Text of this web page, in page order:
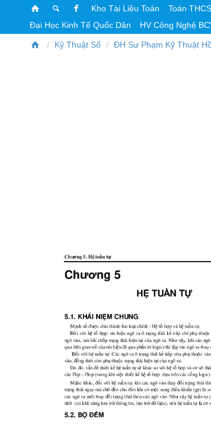
Kho Tài Liệu Toán Toán THCS
Đại Học Kinh Tế Quốc Dân
HV Công Nghệ
Kỹ Thuật Số ĐH Sư Phạm Kỹ Thuật